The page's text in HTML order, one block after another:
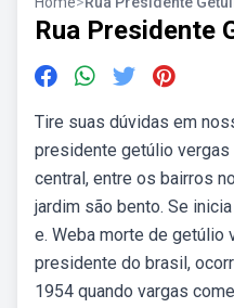
Rua Presidente
Tire suas dúvidas em
presidente getúlio vergas
central, entre os bairros
jardim são bento. Se
e. Weba morte de getúlio
presidente do brasil,
1954 quando vargas